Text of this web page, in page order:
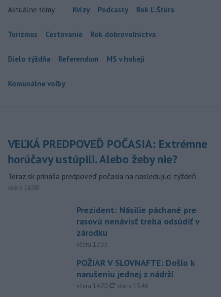
Aktuálne témy: Kvízy Podcasty Rok Ľ.Štúra
Turizmus Cestovanie Rok dobrovoľníctva
Dielo týždňa Referendum MS v hokeji
Komunálne voľby
VEĽKÁ PREDPOVEĎ POČASIA: Extrémne
horúčavy ustúpili. Alebo žeby nie?
Teraz.sk prináša predpoveď počasia na nasledujúci týždeň.
včera 16:00
Prezident: Násilie páchané pre
rasovú nenávisť treba odsúdiť v
zárodku
včera 12:33
POŽIAR V SLOVNAFTE: Došlo k
narušeniu jednej z nádrží
včera 14:20, aktualizované
včera 15:46